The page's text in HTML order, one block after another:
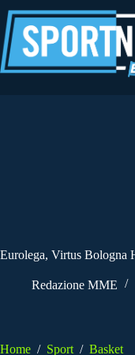
al
contenuto
Eurolega, Virtus Bologna
Redazione MME
Home / Sport / Basket